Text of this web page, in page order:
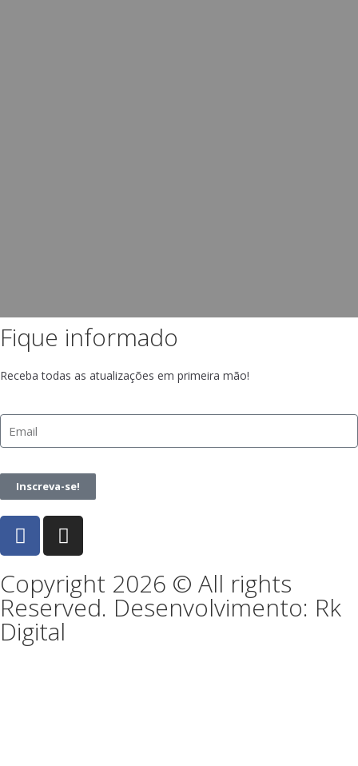
Fique informado
Receba todas as atualizações em primeira mão!
Inscreva-se!
Copyright 2026 © All rights
Reserved. Desenvolvimento: Rk
Digital